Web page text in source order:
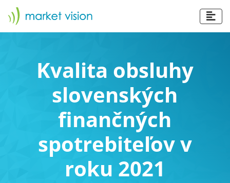
Kvalita obsluhy
slovenských
finančných
spotrebiteľov v
roku 2021